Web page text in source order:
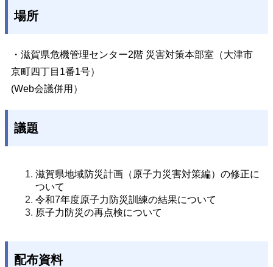
場所
・滋賀県危機管理センター2階 災害対策本部室（大津市
京町四丁目1番1号）
(Web会議併用）
議題
滋賀県地域防災計画（原子力災害対策編）の修正に
ついて
令和7年度原子力防災訓練の結果について
原子力防災の再点検について
配布資料